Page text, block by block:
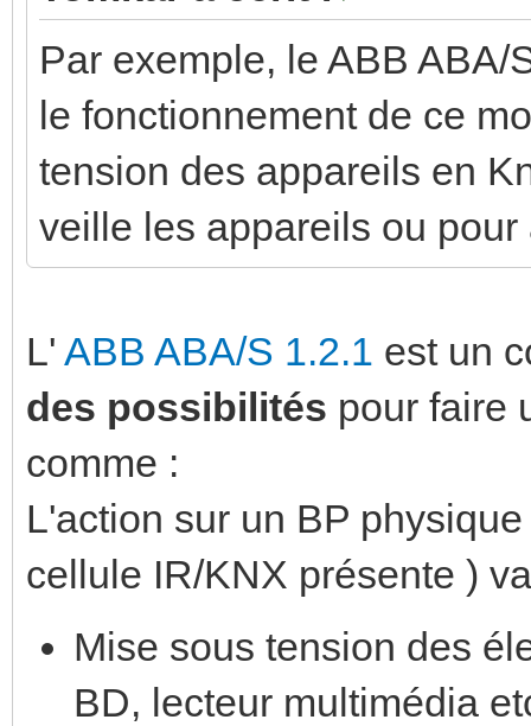
Par exemple, le ABB
le fonctionnement de ce
tension des appareils en
veille les appareils ou
L' ABB ABA/S 1.2.1 est un
des possibilités pour faire
comme :
L'action sur un BP
cellule IR/KNX présente )
Mise sous tension des
BD, lecteur multimédia